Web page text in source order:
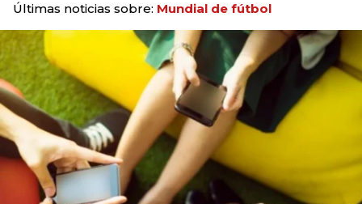
Últimas noticias sobre: Mundial de fútbol